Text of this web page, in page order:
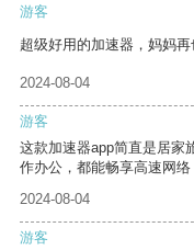
游客
超级好用的加速器，妈妈
2024-08-04
游客
这款加速器app简直是居家
作办公，都能畅享高速网络
2024-08-04
游客